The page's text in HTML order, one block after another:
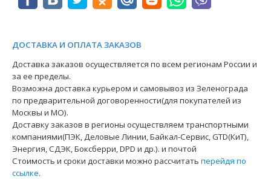
ДОСТАВКА И ОПЛАТА ЗАКАЗОВ
Доставка заказов осуществляется по всем регионам России и
за ее пределы.
Возможна доставка курьером и самовывоз из Зеленограда
по предварительной договоренности(для покупателей из
Москвы и МО).
Доставку заказов в регионы осуществляем транспортными
компаниями(ПЭК, Деловые Линии, Байкал-Сервис, GTD(КиТ),
Энергия, СДЭК, Боксберри, DPD и др.). и почтой
Стоимость и сроки доставки можно рассчитать перейдя по
ссылке.